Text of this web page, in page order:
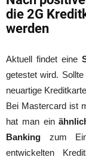
die 2G
werden
Aktuell findet eine
getestet wird.
neuartige
Bei Mastercard ist
hat man ein
Banking zum
entwickelten